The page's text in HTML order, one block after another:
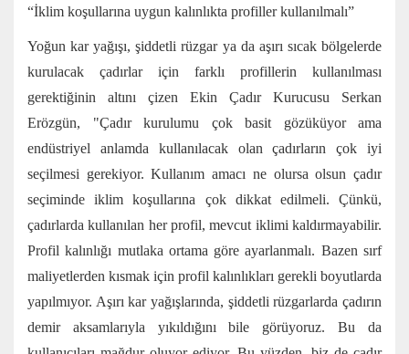
“İklim koşullarına uygun kalınlıkta profiller kullanılmalı”
Yoğun kar yağışı, şiddetli rüzgar ya da aşırı sıcak bölgelerde
kurulacak çadırlar için farklı profillerin kullanılması
gerektiğinin altını çizen Ekin Çadır Kurucusu Serkan
Erözgün, "Çadır kurulumu çok basit gözüküyor ama
endüstriyel anlamda kullanılacak olan çadırların çok iyi
seçilmesi gerekiyor. Kullanım amacı ne olursa olsun çadır
seçiminde iklim koşullarına çok dikkat edilmeli. Çünkü,
çadırlarda kullanılan her profil, mevcut iklimi kaldırmayabilir.
Profil kalınlığı mutlaka ortama göre ayarlanmalı. Bazen sırf
maliyetlerden kısmak için profil kalınlıkları gerekli boyutlarda
yapılmıyor. Aşırı kar yağışlarında, şiddetli rüzgarlarda çadırın
demir aksamlarıyla yıkıldığını bile görüyoruz. Bu da